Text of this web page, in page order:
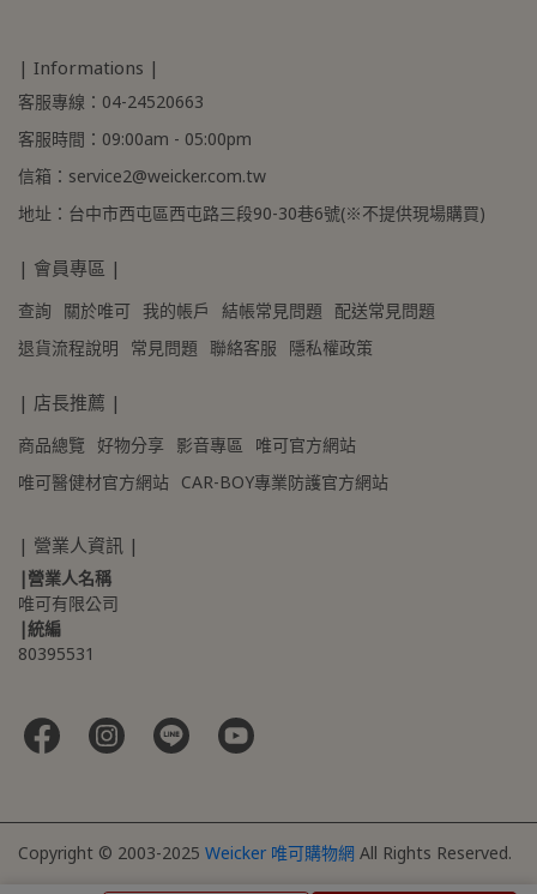
| Informations |
客服專線：04-24520663
客服時間：09:00am - 05:00pm
信箱：service2@weicker.com.tw
地址：台中市西屯區西屯路三段90-30巷6號(※不提供現場購買)
| 會員專區 |
查詢 關於唯可 我的帳戶 結帳常見問題 配送常見問題
退貨流程說明 常見問題 聯絡客服 隱私權政策
| 店長推薦 |
商品總覽 好物分享 影音專區 唯可官方網站
唯可醫健材官方網站 CAR-BOY專業防護官方網站
| 營業人資訊 |
|營業人名稱
唯可有限公司
|統編
80395531
Copyright © 2003-2025 Weicker 唯可購物網 All Rights Reserved.